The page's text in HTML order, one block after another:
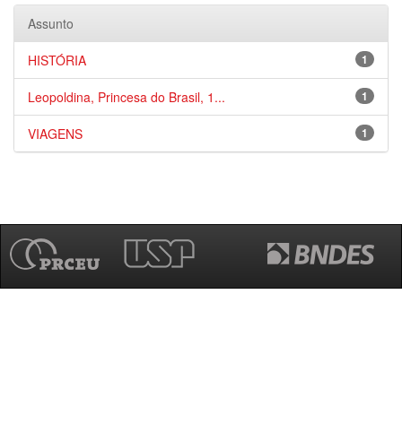
Assunto
1
HISTÓRIA
1
Leopoldina, Princesa do Brasil, 1...
1
VIAGENS